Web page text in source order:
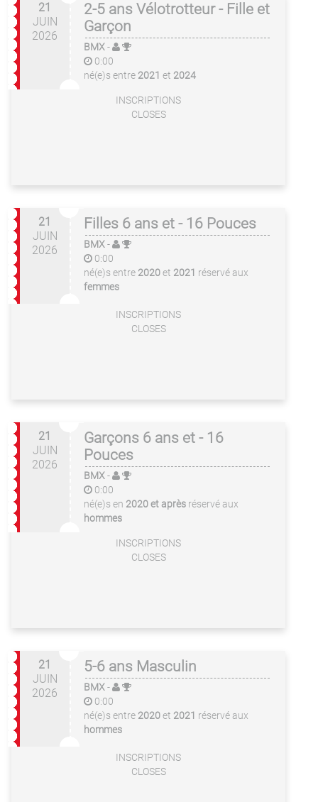
21
JUIN
2026
2-5 ans Vélotrotteur - Fille et
Garçon
BMX-
0:00
né(e)s entre 2021 et 2024
INSCRIPTIONS
CLOSES
21
JUIN
2026
Filles 6 ans et - 16 Pouces
BMX-
0:00
né(e)s entre 2020et 2021 réservé aux
femmes
INSCRIPTIONS
CLOSES
21
JUIN
2026
Garçons 6 ans et - 16
Pouces
BMX-
0:00
né(e)s en 2020 et après réservé aux
hommes
INSCRIPTIONS
CLOSES
21
JUIN
2026
5-6 ans Masculin
BMX-
0:00
né(e)s entre 2020et 2021 réservé aux
hommes
INSCRIPTIONS
CLOSES